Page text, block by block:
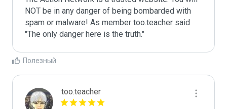
NOT be in any danger of being bombarded with
spam or malware! As member too.teacher said
"The only danger here is the truth."
Полезный
too.teacher